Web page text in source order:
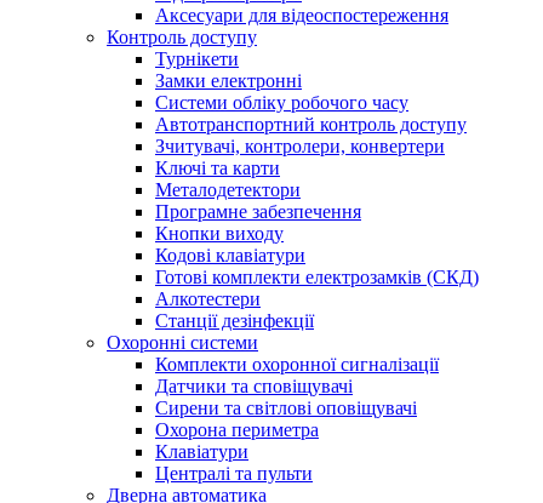
Аксесуари для відеоспостереження
Контроль доступу
Турнікети
Замки електронні
Системи обліку робочого часу
Автотранспортний контроль доступу
Зчитувачі, контролери, конвертери
Ключі та карти
Металодетектори
Програмне забезпечення
Кнопки виходу
Кодові клавіатури
Готові комплекти електрозамків (СКД)
Алкотестери
Станції дезінфекції
Охоронні системи
Комплекти охоронної сигналізації
Датчики та сповіщувачі
Сирени та світлові оповіщувачі
Охорона периметра
Клавіатури
Централі та пульти
Дверна автоматика